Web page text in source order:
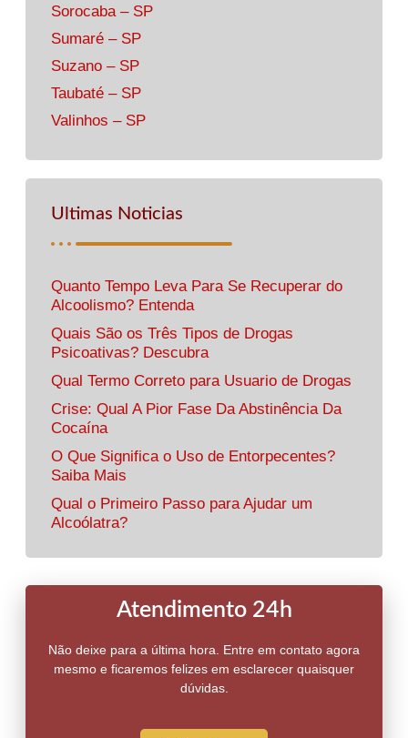
Sorocaba – SP
Sumaré – SP
Suzano – SP
Taubaté – SP
Valinhos – SP
Ultimas Noticias
Quanto Tempo Leva Para Se Recuperar do
Alcoolismo? Entenda
Quais São os Três Tipos de Drogas
Psicoativas? Descubra
Qual Termo Correto para Usuario de Drogas
Crise: Qual A Pior Fase Da Abstinência Da
Cocaína
O Que Significa o Uso de Entorpecentes?
Saiba Mais
Qual o Primeiro Passo para Ajudar um
Alcoólatra?
Atendimento 24h
Não deixe para a última hora. Entre em contato agora
mesmo e ficaremos felizes em esclarecer quaisquer
dúvidas.